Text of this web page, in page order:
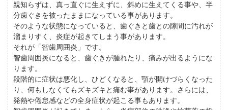
親知らずは、真っ直ぐに生えずに、斜めに生えてくる事や、半
分歯ぐきを被ったままになっている事があります。
そのような状態になっていると、歯ぐきと歯との隙間に汚れが
溜まりすく、炎症が起きてしまう事があります。
それが「智歯周囲炎」です。
智歯周囲炎になると、歯ぐきが腫れたり、痛みが出るようにな
ります。
段階的に症状は悪化し、ひどくなると、顎が開けづらくなった
り、何もしなくてもズキズキと痛む事があります。さらには、
発熱や倦怠感などの全身症状が起こる事もあります。